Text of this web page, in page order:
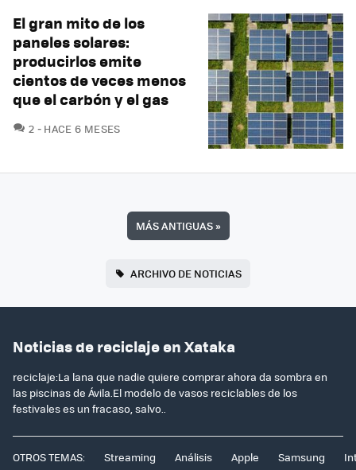
El gran mito de los
paneles solares:
producirlos emite
cientos de veces menos
que el carbón y el gas
2 COMENTARIOS
HACE 6 MESES
MÁS ANTIGUAS»
ARCHIVO DE NOTICIAS
Noticias de reciclaje en Xataka
reciclaje:La lana que nadie quiere comprar ahora da sombra en
las piscinas de Ávila.El modelo de vasos reciclables de los
festivales es un fracaso, salvo..
OTROS TEMAS: Streaming Análisis Apple Samsung